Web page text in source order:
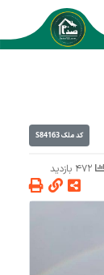
کد ملکS84163